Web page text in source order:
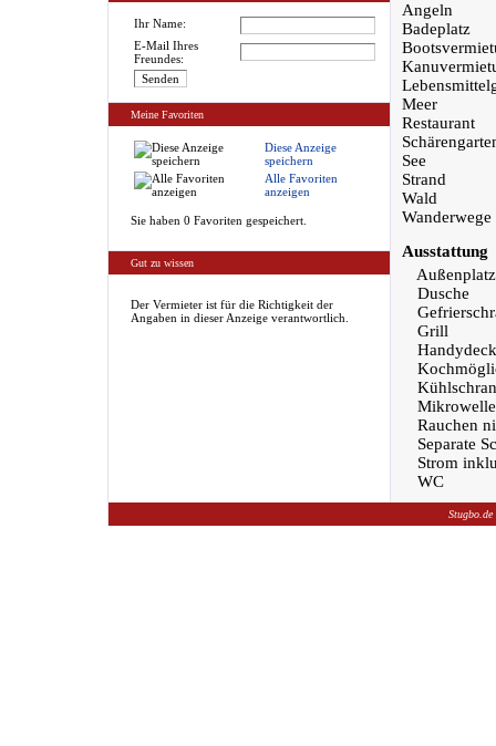
Ihr Name:
E-Mail Ihres
Freundes:
Meine Favoriten
Diese Anzeige
speichern
Alle Favoriten
anzeigen
Sie haben 0 Favoriten gespeichert.
Gut zu wissen
Der Vermieter ist für die Richtigkeit der
Angaben in dieser Anzeige verantwortlich.
Angeln
Badeplatz
Meer
Restaurant
See
Strand
Wald
Wanderwege
Ausstattung
Dusche
Grill
Mikrowelle
Rauchen
Separate
Strom
WC